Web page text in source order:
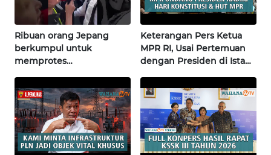
Ribuan orang Jepang
berkumpul untuk
memprotes
pertama di Fujisawa
Keterangan Pers Ketua
MPR RI, Usai Pertemuan
dengan Presiden di Istana
NTB
WN
SULTENG
SULBAR
WN
BABEL